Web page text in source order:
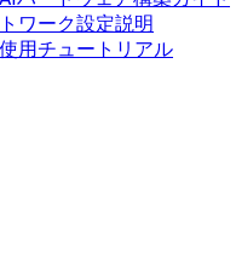
ワーク設定説明
用チュートリアル